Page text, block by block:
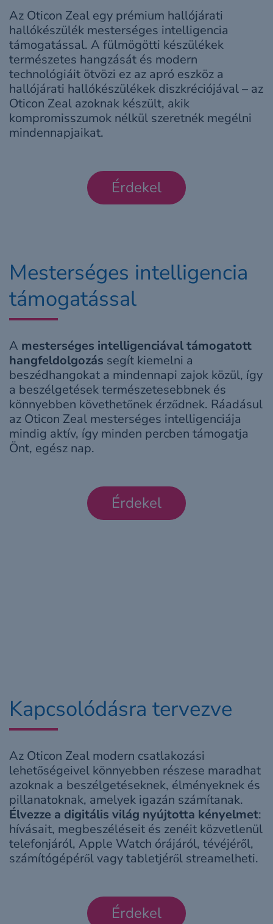
Az Oticon Zeal egy prémium hallójárati
hallókészülék mesterséges intelligencia
támogatással. A fülmögötti készülékek
természetes hangzását és modern
technológiáit ötvözi ez az apró eszköz a
hallójárati hallókészülékek diszkréciójával – az
Oticon Zeal azoknak készült, akik
kompromisszumok nélkül szeretnék megélni
mindennapjaikat.
Érdekel
Mesterséges intelligencia
támogatással
A mesterséges intelligenciával támogatott
hangfeldolgozás segít kiemelni a
beszédhangokat a mindennapi zajok közül, így
a beszélgetések természetesebbnek és
könnyebben követhetőnek érződnek. Ráadásul
az Oticon Zeal mesterséges intelligenciája
mindig aktív, így minden percben támogatja
Önt, egész nap.
Érdekel
Kapcsolódásra tervezve
Az Oticon Zeal modern csatlakozási
lehetőségeivel könnyebben részese maradhat
azoknak a beszélgetéseknek, élményeknek és
pillanatoknak, amelyek igazán számítanak.
Élvezze a digitális világ nyújtotta kényelmet:
hívásait, megbeszéléseit és zenéit közvetlenül
telefonjáról, Apple Watch órájáról, tévéjéről,
számítógépéről vagy tabletjéről streamelheti.
Érdekel